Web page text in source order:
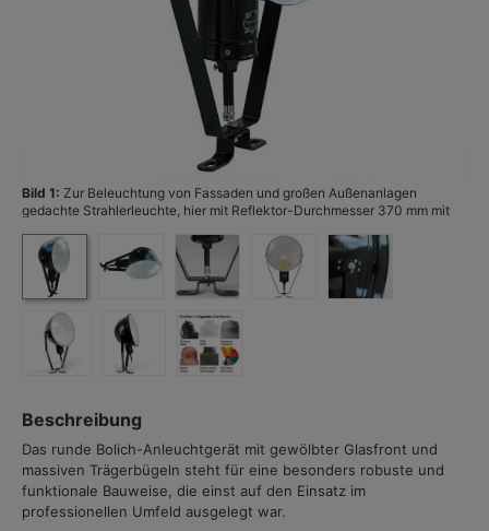
Bild 1: Zur Beleuchtung von Fassaden und großen Außenanlagen
gedachte Strahlerleuchte, hier mit Reflektor-Durchmesser 370 mm mit
Beschreibung
Das runde Bolich-Anleuchtgerät mit gewölbter Glasfront und
massiven Trägerbügeln steht für eine besonders robuste und
funktionale Bauweise, die einst auf den Einsatz im
professionellen Umfeld ausgelegt war.